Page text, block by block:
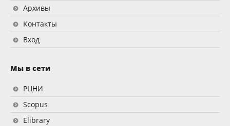
Архивы
Контакты
Вход
Мы в сети
РЦНИ
Scopus
Elibrary